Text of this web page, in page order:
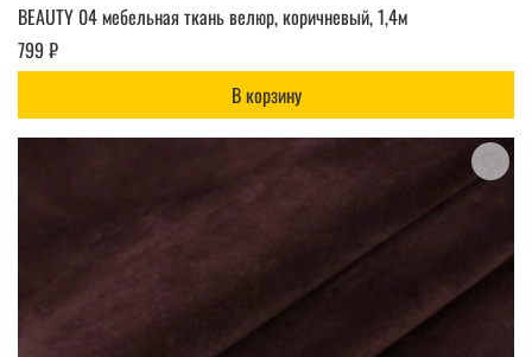
BEAUTY 04 мебельная ткань велюр, коричневый, 1,4м
799 ₽
В корзину